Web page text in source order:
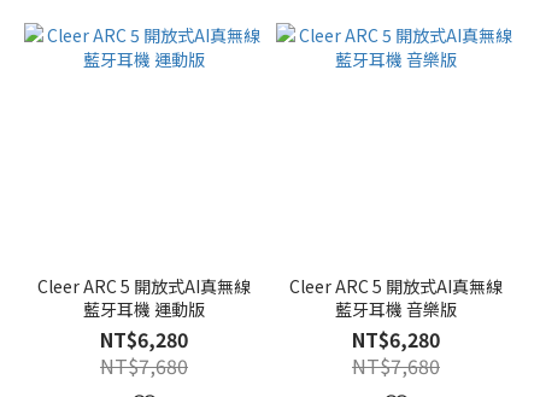
Cleer ARC 5 開放式AI真無線
藍牙耳機 運動版
NT$6,280
NT$7,680
Cleer ARC 5 開放式AI真無線
藍牙耳機 音樂版
NT$6,280
NT$7,680